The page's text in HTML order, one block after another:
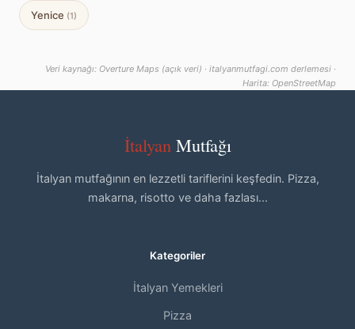
Yenice (1)
Veri kaynağı: Overture Maps (açık veri) · italyanmutfagi.com derlemesi ·
Harita: OpenStreetMap
İtalyanMutfağı
İtalyan mutfağının en lezzetli tariflerini keşfedin. Pizza,
makarna, risotto ve daha fazlası...
Kategoriler
İtalyan Yemekleri
Pizza